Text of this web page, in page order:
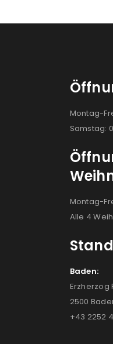
Montag-
Samstag:
Montag-
Alle 4
Baden:
Erzherzog
2500
+43 2252